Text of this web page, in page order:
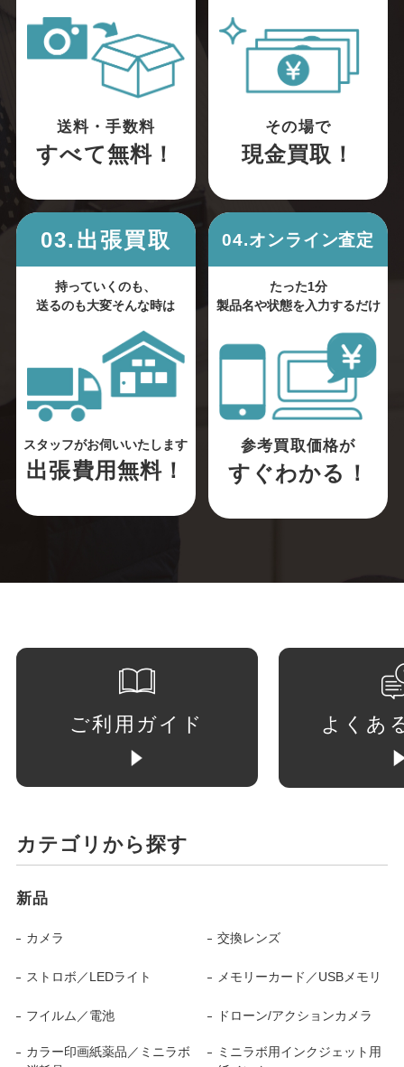
送料・手数料
すべて無料！
その場で
現金買取！
03.出張買取
持っていくのも、
送るのも大変そんな時は
スタッフがお伺いいたします
出張費用無料！
04.オンライン査定
たった1分
製品名や状態を入力するだけ
参考買取価格が
すぐわかる！
ご利用ガイド よくあ
カテゴリから探す
新品
カメラ 交換レンズ
ストロボ／LEDライト メモリーカード／USBメモリ
フイルム／電池 ドローン/アクションカメラ
カラー印画紙薬品／ミニラボ
ミニラボ用インクジェット用